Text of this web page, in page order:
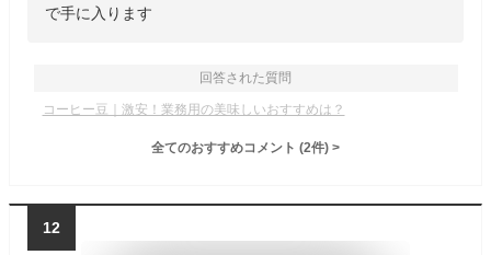
で手に入ります
回答された質問
コーヒー豆｜激安！業務用の美味しいおすすめは？
全てのおすすめコメント (2件) >
12